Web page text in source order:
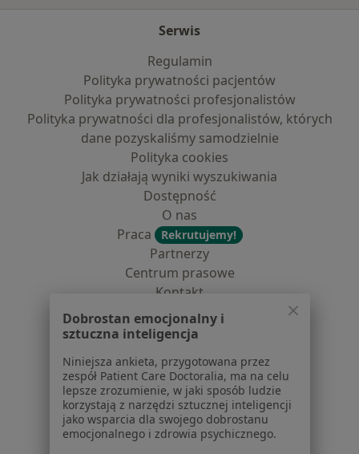
Serwis
Regulamin
Polityka prywatności pacjentów
Polityka prywatności profesjonalistów
Polityka prywatności dla profesjonalistów, których
dane pozyskaliśmy samodzielnie
Polityka cookies
Jak działają wyniki wyszukiwania
Dostępność
O nas
Praca
Rekrutujemy!
Partnerzy
Centrum prasowe
Kontakt
Dla pacjentów
Placówki medyczne
Pytania i odpowiedzi
Usługi i zabiegi
Choroby
Dobrostan emocjonalny i
sztuczna inteligencja
Niniejsza ankieta, przygotowana przez
zespół Patient Care Doctoralia, ma na celu
lepsze zrozumienie, w jaki sposób ludzie
korzystają z narzędzi sztucznej inteligencji
jako wsparcia dla swojego dobrostanu
emocjonalnego i zdrowia psychicznego.